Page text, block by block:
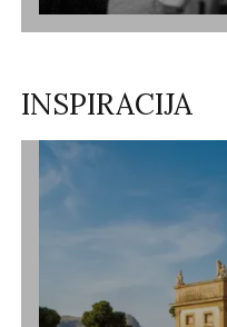
INSPIRACIJA